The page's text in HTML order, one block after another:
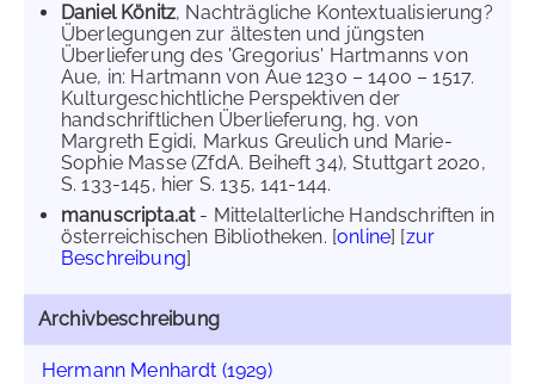
Daniel Könitz, Nachträgliche Kontextualisierung?
Überlegungen zur ältesten und jüngsten
Überlieferung des 'Gregorius' Hartmanns von
Aue, in: Hartmann von Aue 1230 – 1400 – 1517.
Kulturgeschichtliche Perspektiven der
handschriftlichen Überlieferung, hg. von
Margreth Egidi, Markus Greulich und Marie-
Sophie Masse (ZfdA. Beiheft 34), Stuttgart 2020,
S. 133-145, hier S. 135, 141-144.
manuscripta.at- Mittelalterliche Handschriften in
österreichischen Bibliotheken. [online] [zur
Beschreibung]
Archivbeschreibung
Hermann Menhardt (1929)